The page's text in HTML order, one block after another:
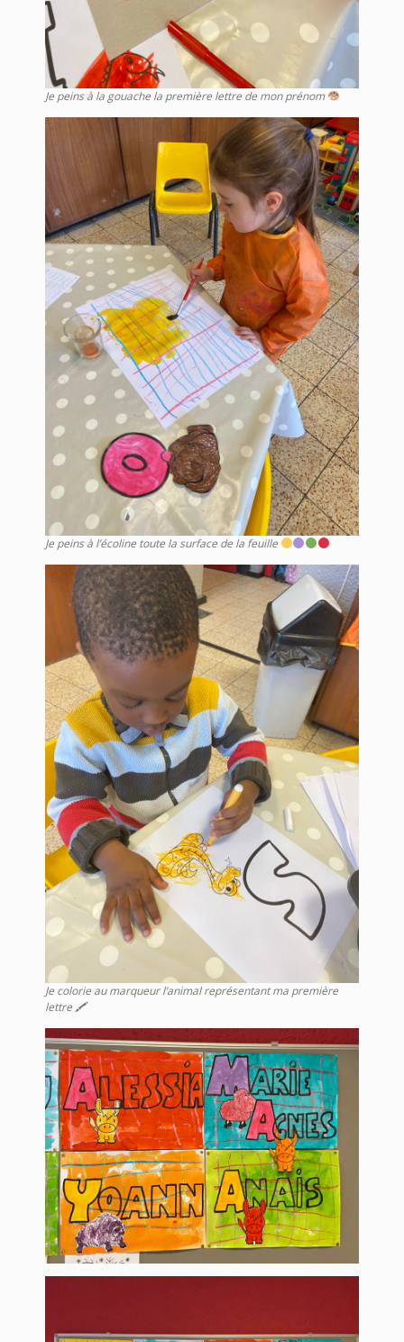
Je peins à la gouache la première lettre de mon prénom
Je peins à l’écoline toute la surface de la feuille
Je colorie au marqueur l’animal représentant ma première
lettre 🖍